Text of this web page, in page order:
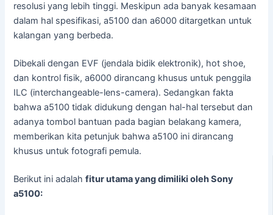
resolusi yang lebih tinggi. Meskipun ada banyak kesamaan
dalam hal spesifikasi, a5100 dan a6000 ditargetkan untuk
kalangan yang berbeda.
Dibekali dengan EVF (jendala bidik elektronik), hot shoe,
dan kontrol fisik, a6000 dirancang khusus untuk penggila
ILC (interchangeable-lens-camera). Sedangkan fakta
bahwa a5100 tidak didukung dengan hal-hal tersebut dan
adanya tombol bantuan pada bagian belakang kamera,
memberikan kita petunjuk bahwa a5100 ini dirancang
khusus untuk fotografi pemula.
Berikut ini adalahfitur utama yang dimiliki oleh Sony
a5100: